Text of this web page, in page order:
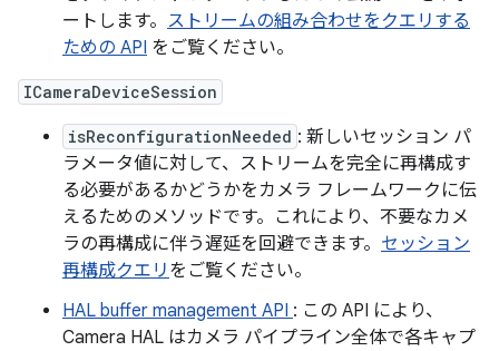
ートします。 ストリームの組み合わせをクエリする
ための API をご覧ください。
ICameraDeviceSession
isReconfigurationNeeded : 新しいセッション パ
ラメータ値に対して、ストリームを完全に再構成す
る必要があるかどうかをカメラ フレームワークに伝
えるためのメソッドです。これにより、不要なカメ
ラの再構成に伴う遅延を回避できます。 セッション
再構成クエリ をご覧ください。
HAL buffer management API : この API により、
Camera HAL はカメラ パイプライン全体で各キャプ